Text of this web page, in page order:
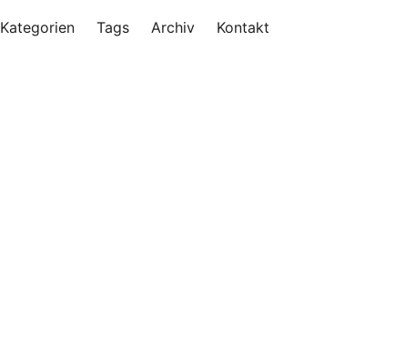
Kategorien Tags Archiv Kontakt